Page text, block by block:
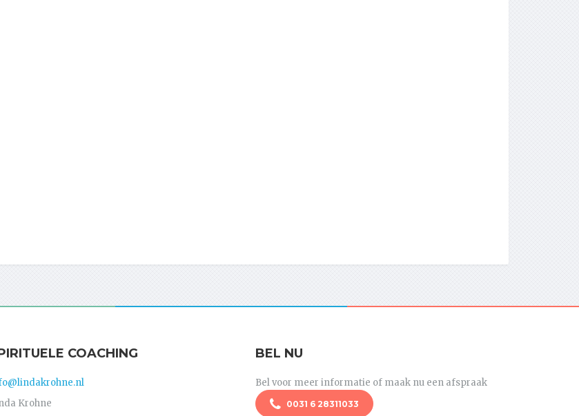
COACHING
Krohne
BEL NU
Bel voor meer informatie of maak nu een afspraak
0031 6 28311033